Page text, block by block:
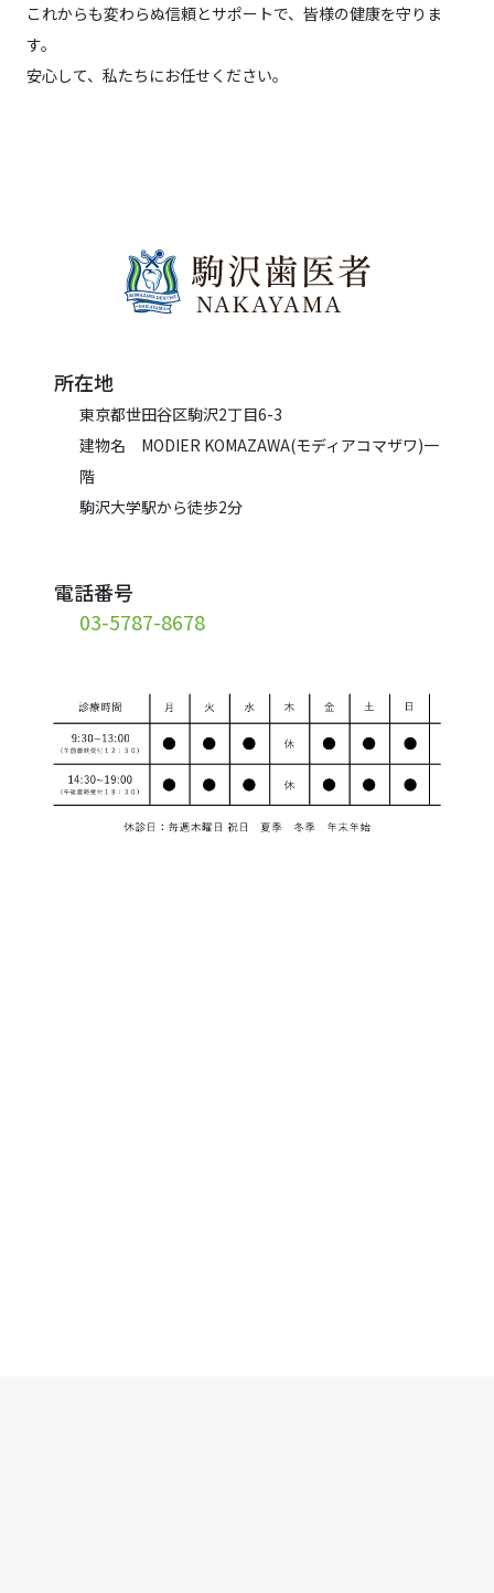
これからも変わらぬ信頼とサポートで、皆様の健康を守りま
す。
安心して、私たちにお任せください。
所在地
東京都世田谷区駒沢2丁目6-3
建物名 MODIER KOMAZAWA(モディアコマザワ)一
階
駒沢大学駅から徒歩2分
電話番号
03-5787-8678